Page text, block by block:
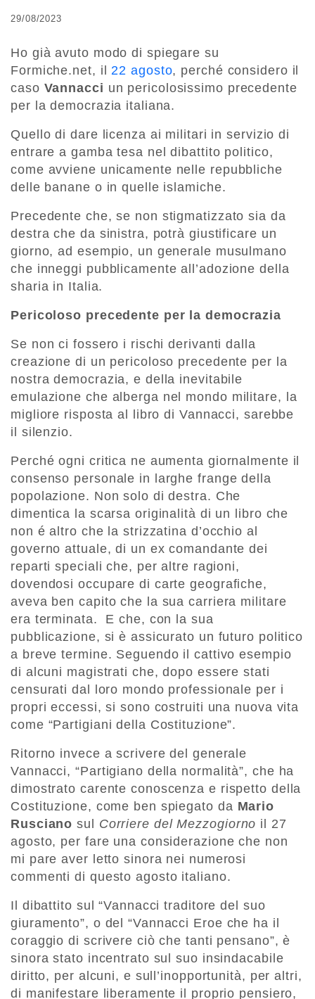
29/08/2023
Ho già avuto modo di spiegare su
Formiche.net, il 22 agosto, perché considero il
caso Vannacci un pericolosissimo precedente
per la democrazia italiana.
Quello di dare licenza ai militari in servizio di
entrare a gamba tesa nel dibattito politico,
come avviene unicamente nelle repubbliche
delle banane o in quelle islamiche.
Precedente che, se non stigmatizzato sia da
destra che da sinistra, potrà giustificare un
giorno, ad esempio, un generale musulmano
che inneggi pubblicamente all’adozione della
sharia in Italia.
Pericoloso precedente per la democrazia
Se non ci fossero i rischi derivanti dalla
creazione di un pericoloso precedente per la
nostra democrazia, e della inevitabile
emulazione che alberga nel mondo militare, la
migliore risposta al libro di Vannacci, sarebbe
il silenzio.
Perché ogni critica ne aumenta giornalmente il
consenso personale in larghe frange della
popolazione. Non solo di destra. Che
dimentica la scarsa originalità di un libro che
non é altro che la strizzatina d’occhio al
governo attuale, di un ex comandante dei
reparti speciali che, per altre ragioni,
dovendosi occupare di carte geografiche,
aveva ben capito che la sua carriera militare
era terminata. E che, con la sua
pubblicazione, si è assicurato un futuro politico
a breve termine. Seguendo il cattivo esempio
di alcuni magistrati che, dopo essere stati
censurati dal loro mondo professionale per i
propri eccessi, si sono costruiti una nuova vita
come “Partigiani della Costituzione”.
Ritorno invece a scrivere del generale
Vannacci, “Partigiano della normalità”, che ha
dimostrato carente conoscenza e rispetto della
Costituzione, come ben spiegato da Mario
Rusciano sul Corriere del Mezzogiorno il 27
agosto, per fare una considerazione che non
mi pare aver letto sinora nei numerosi
commenti di questo agosto italiano.
Il dibattito sul “Vannacci traditore del suo
giuramento”, o del “Vannacci Eroe che ha il
coraggio di scrivere ciò che tanti pensano”, è
sinora stato incentrato sul suo insindacabile
diritto, per alcuni, e sull’inopportunità, per altri,
di manifestare liberamente il proprio pensiero,